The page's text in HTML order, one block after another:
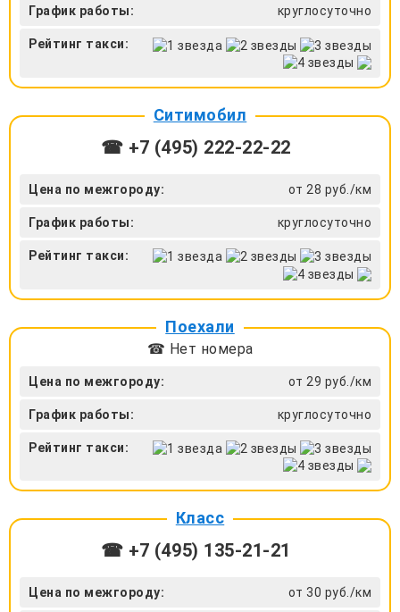
График работы: круглосуточно
Рейтинг такси:
Ситимобил
☎ +7 (495) 222-22-22
Цена по межгороду: от 28 руб./км
График работы: круглосуточно
Рейтинг такси:
Поехали
☎ Нет номера
Цена по межгороду: от 29 руб./км
График работы: круглосуточно
Рейтинг такси:
Класс
☎ +7 (495) 135-21-21
Цена по межгороду: от 30 руб./км